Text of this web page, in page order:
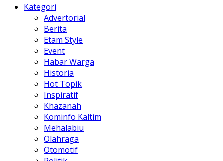
Kategori
Advertorial
Berita
Etam Style
Event
Habar Warga
Historia
Hot Topik
Inspiratif
Khazanah
Kominfo Kaltim
Mehalabiu
Olahraga
Otomotif